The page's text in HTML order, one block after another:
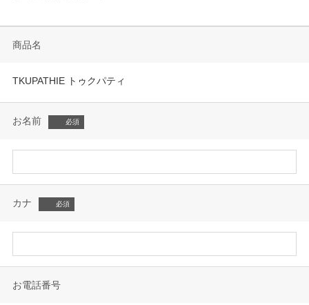
商品名
TKUPATHIE トゥクパティ
お名前
カナ
お電話番号